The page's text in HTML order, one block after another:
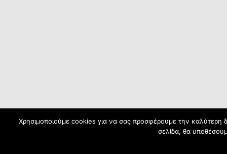
Χρησιμοποιούμε cookies για να σας προσφέρουμε την καλύτερη
σελίδα, θα